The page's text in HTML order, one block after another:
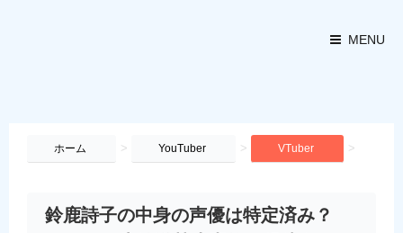
MENU
ホーム > YouTuber > VTuber >
鈴鹿詩子の中身の声優は特定済み？